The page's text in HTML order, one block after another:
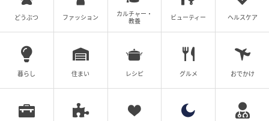
どうぶつ ファッション
カルチャー・
教養
ビューティー ヘルスケア
暮らし 住まい レシピ グルメ おでかけ